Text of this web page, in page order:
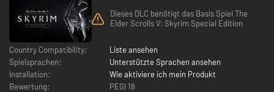
Dieses DLC benötigt das Basis Spiel The
Elder Scrolls V: Skyrim Special Edition
Country Compatibility:
Liste ansehen
Spielsprachen:
Unterstützte Sprachen ansehen
Installation:
Wie aktiviere ich mein Produkt
Bewertung:
PEGI 18